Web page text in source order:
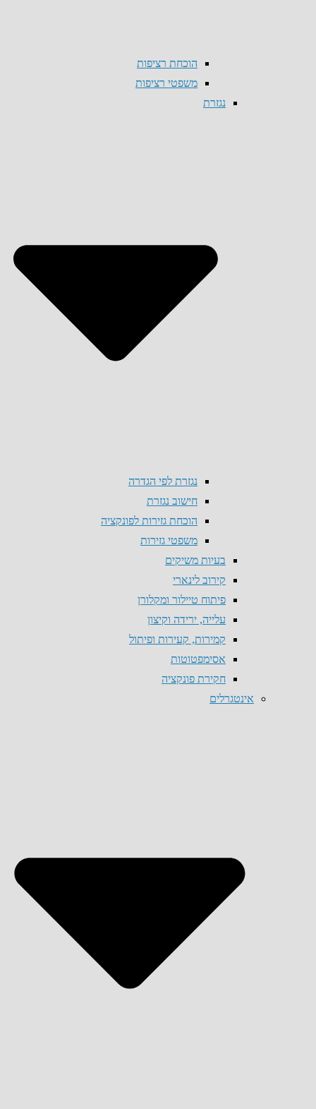
הוכחת רציפות
משפטי רציפות
נגזרת
נגזרת לפי הגדרה
חישוב נגזרת
הוכחת גזירות לפונקציה
משפטי גזירות
בעיות משיקים
קירוב לינארי
פיתוח טיילור ומקלורן
עלייה, ירידה וקיצון
קמירות, קעירות ופיתול
אסימפטוטות
חקירת פונקציה
אינטגרלים